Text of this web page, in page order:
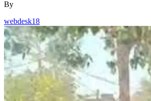
By
webdesk18